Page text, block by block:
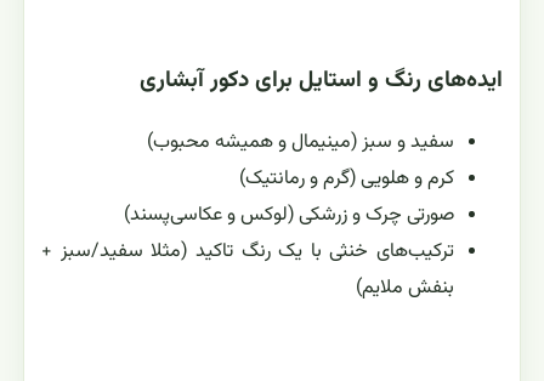
ایده‌های رنگ و استایل برای دکور آبشاری
سفید و سبز (مینیمال و همیشه محبوب)
کرم و هلویی (گرم و رمانتیک)
صورتی چرک و زرشکی (لوکس و عکاسی‌پسند)
ترکیب‌های خنثی با یک رنگ تاکید (مثلا سفید/سبز +
بنفش ملایم)